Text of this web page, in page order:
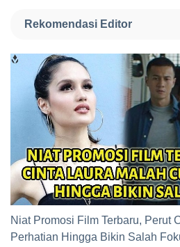
Rekomendasi Editor
Niat Promosi Film Terbaru, Perut
Perhatian Hingga Bikin Salah